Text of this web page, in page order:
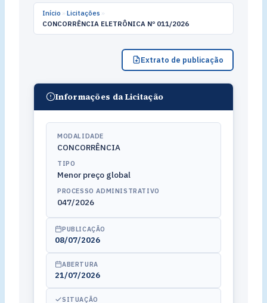
Início » Licitações »
CONCORRÊNCIA ELETRÔNICA Nº 011/2026
Extrato de publicação
Informações da Licitação
MODALIDADE
CONCORRÊNCIA
TIPO
Menor preço global
PROCESSO ADMINISTRATIVO
047/2026
PUBLICAÇÃO
08/07/2026
ABERTURA
21/07/2026
SITUAÇÃO